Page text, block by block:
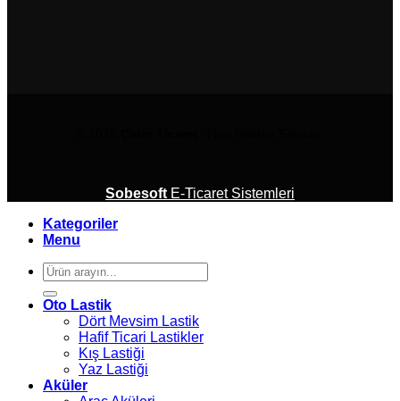
Sobesoft E-Ticaret Sistemleri
Kategoriler
Menu
Ara:
Oto Lastik
Dört Mevsim Lastik
Hafif Ticari Lastikler
Kış Lastiği
Yaz Lastiği
Aküler